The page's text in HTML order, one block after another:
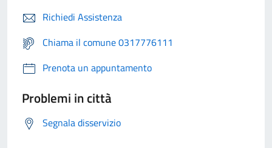
Richiedi Assistenza
Chiama il comune 0317776111
Prenota un appuntamento
Problemi in città
Segnala disservizio